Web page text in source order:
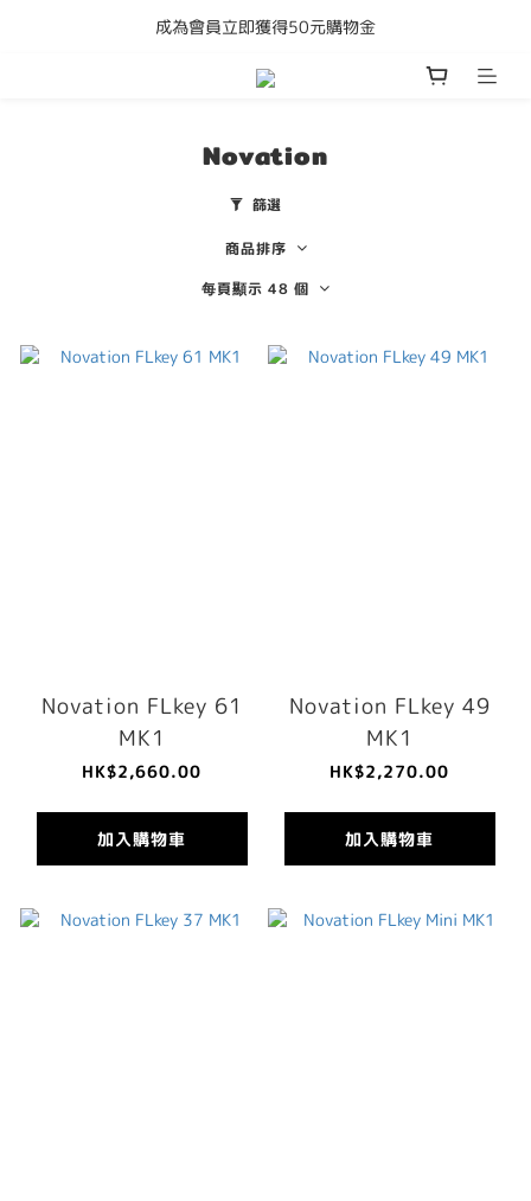
購買任何產品即享全港免運費
成為會員立即獲得50元購物金
購買任何產品即享全港免運費
Novation
篩選
商品排序
每頁顯示 48 個
Novation FLkey 61
MK1
HK$2,660.00
加入購物車
Novation FLkey 49
MK1
HK$2,270.00
加入購物車